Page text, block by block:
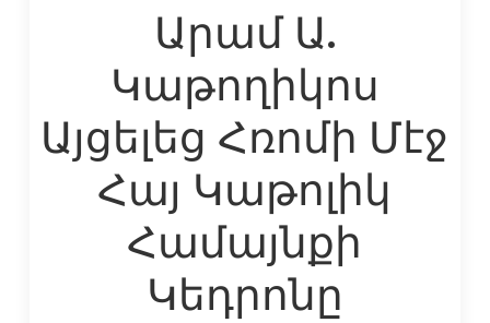
Արամ Ա.
Կաթողիկոս
Այցելեց Հռոմի Մէջ
Հայ Կաթոլիկ
Համայնքի
Կեդրոնը